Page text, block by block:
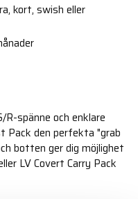
kort, swish eller
spänne och enklare
Pack den perfekta "grab
botten ger dig möjlighet
LV Covert Carry Pack